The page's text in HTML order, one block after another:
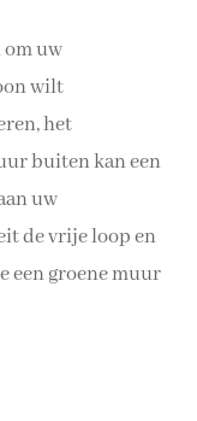
om uw
wilt
het
buiten kan een
uw
de vrije loop en
een groene muur